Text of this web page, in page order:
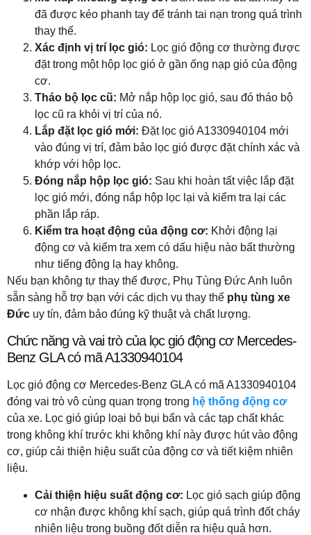
đã được kéo phanh tay để tránh tai nạn trong quá trình
thay thế.
Xác định vị trí lọc gió: Lọc gió động cơ thường được
đặt trong một hộp lọc gió ở gần ống nạp gió của động
cơ.
Tháo bộ lọc cũ: Mở nắp hộp lọc gió, sau đó tháo bộ
lọc cũ ra khỏi vị trí của nó.
Lắp đặt lọc gió mới: Đặt lọc gió A1330940104 mới
vào đúng vị trí, đảm bảo lọc gió được đặt chính xác và
khớp với hộp lọc.
Đóng nắp hộp lọc gió: Sau khi hoàn tất việc lắp đặt
lọc gió mới, đóng nắp hộp lọc lại và kiểm tra lại các
phần lắp ráp.
Kiểm tra hoạt động của động cơ: Khởi động lại
động cơ và kiểm tra xem có dấu hiệu nào bất thường
như tiếng động lạ hay không.
Nếu bạn không tự thay thế được, Phụ Tùng Đức Anh luôn
sẵn sàng hỗ trợ bạn với các dịch vụ thay thế phụ tùng xe
Đức uy tín, đảm bảo đúng kỹ thuật và chất lượng.
Chức năng và vai trò của lọc gió động cơ Mercedes-
Benz GLA có mã A1330940104
Lọc gió động cơ Mercedes-Benz GLA có mã A1330940104
đóng vai trò vô cùng quan trọng trong hệ thống động cơ
của xe. Lọc gió giúp loại bỏ bụi bẩn và các tạp chất khác
trong không khí trước khi không khí này được hút vào động
cơ, giúp cải thiện hiệu suất của động cơ và tiết kiệm nhiên
liệu.
Cải thiện hiệu suất động cơ: Lọc gió sạch giúp động
cơ nhận được không khí sạch, giúp quá trình đốt cháy
nhiên liệu trong buồng đốt diễn ra hiệu quả hơn.